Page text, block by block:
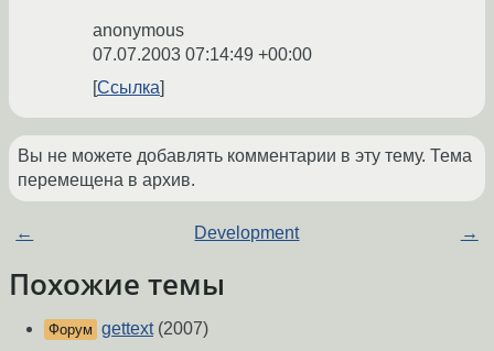
anonymous
07.07.2003 07:14:49 +00:00
Ссылка
Вы не можете добавлять комментарии в эту тему. Тема
перемещена в архив.
← Development →
Похожие темы
Форум gettext(2007)